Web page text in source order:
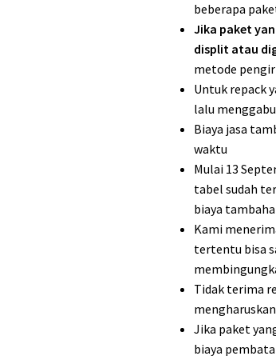
beberapa
Jika paket
displit atau
metode
Untuk repack
lalu
Biaya jasa
waktu
Mulai 13
tabel sudah
biaya
Kami
tertentu bisa
Tidak terima
Jika paket
biaya